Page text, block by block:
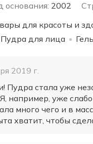
основания: 2002
для красоты и
Пудра для лица
2019 г.
Пудра стала уже
например, уже
много чего и в
хватит, чтобы